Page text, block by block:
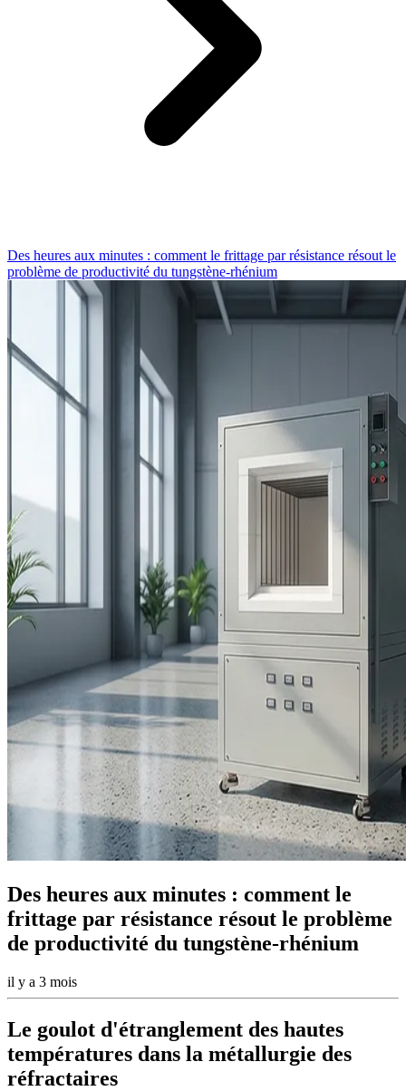
Des heures aux minutes : comment le frittage par résistance résout le
problème de productivité du tungstène-rhénium
Des heures aux minutes : comment le
frittage par résistance résout le problème
de productivité du tungstène-rhénium
il y a 3 mois
Le goulot d'étranglement des hautes
températures dans la métallurgie des
réfractaires